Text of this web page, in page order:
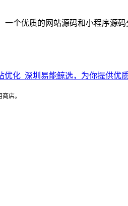
个优质的网站源码和小程序源码
店。